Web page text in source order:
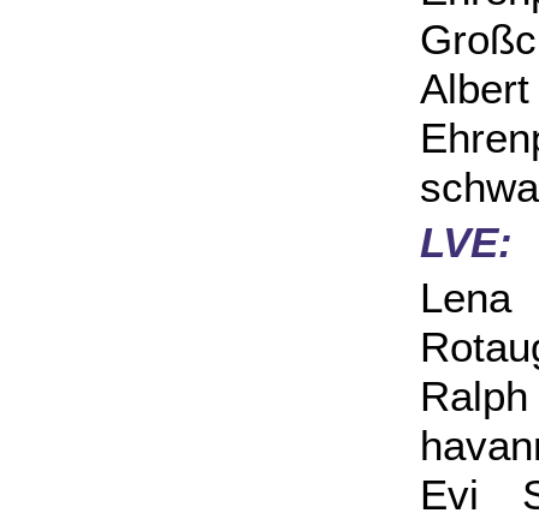
LVE:
Evi